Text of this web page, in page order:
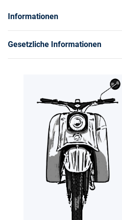
Informationen
Gesetzliche Informationen